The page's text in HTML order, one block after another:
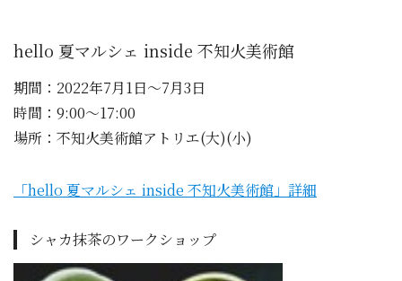
hello 夏マルシェ inside 不知火美術館
期間：2022年7月1日～7月3日
時間：9:00～17:00
場所：不知火美術館アトリエ(大)(小)
「hello 夏マルシェ inside 不知火美術館」詳細
シャカ抹茶のワークショップ